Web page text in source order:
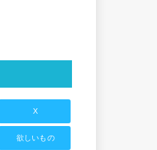
X
欲しいもの